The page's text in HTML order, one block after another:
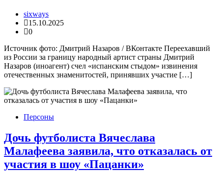
sixways
15.10.2025
0
Источник фото: Дмитрий Назаров / ВКонтакте Переехавший
из России за границу народный артист страны Дмитрий
Назаров (иноагент) счел «испанским стыдом» извинения
отечественных знаменитостей, принявших участие […]
Персоны
Дочь футболиста Вячеслава
Малафеева заявила, что отказалась от
участия в шоу «Пацанки»